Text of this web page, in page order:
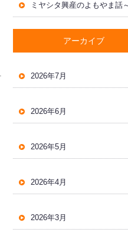
アーカイブ
2026年7月
2026年6月
2026年5月
2026年4月
2026年3月